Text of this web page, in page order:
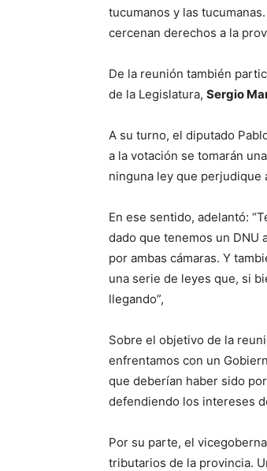
tucumanos y las
cercenan derechos a la
De la reunión también
de la Legislatura, Sergio
A su turno, el diputado
a la votación se tomarán
ninguna ley que perjudique
En ese sentido, adelantó:
dado que tenemos un DNU
por ambas cámaras. Y
una serie de leyes que, si
llegando”,
Sobre el objetivo de la
enfrentamos con un
que deberían haber sido
defendiendo los intereses
Por su parte, el
tributarios de la provincia.